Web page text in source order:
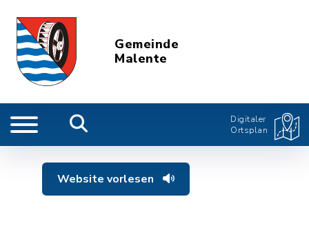
Gemeinde
Malente
Digitaler
Ortsplan
Website vorlesen